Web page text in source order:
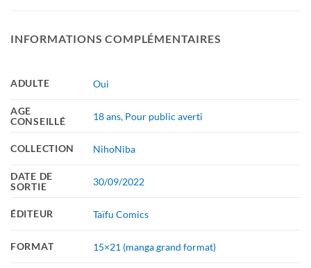
INFORMATIONS COMPLÉMENTAIRES
ADULTE Oui
AGE
CONSEILLÉ
18 ans, Pour public averti
COLLECTION NihoNiba
DATE DE
SORTIE
30/09/2022
ÉDITEUR Taïfu Comics
FORMAT 15×21 (manga grand format)